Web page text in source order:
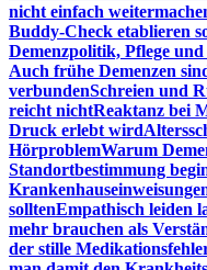
nicht einfach
Buddy-Check etablieren
Demenzpolitik, Pflege
Auch frühe Demenzen
verbundenSchreien und
reicht nichtReaktanz bei
Druck erlebt wird
HörproblemWarum
Standortbestimmung
solltenEmpathisch leiden
mehr brauchen als
der stille